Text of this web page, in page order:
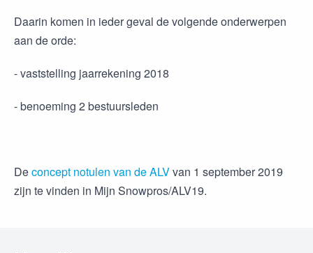
Daarin komen in ieder geval de volgende onderwerpen
aan de orde:
- vaststelling jaarrekening 2018
- benoeming 2 bestuursleden
Deconcept notulen van de ALVvan 1 september 2019
zijn te vinden in Mijn Snowpros/ALV19.